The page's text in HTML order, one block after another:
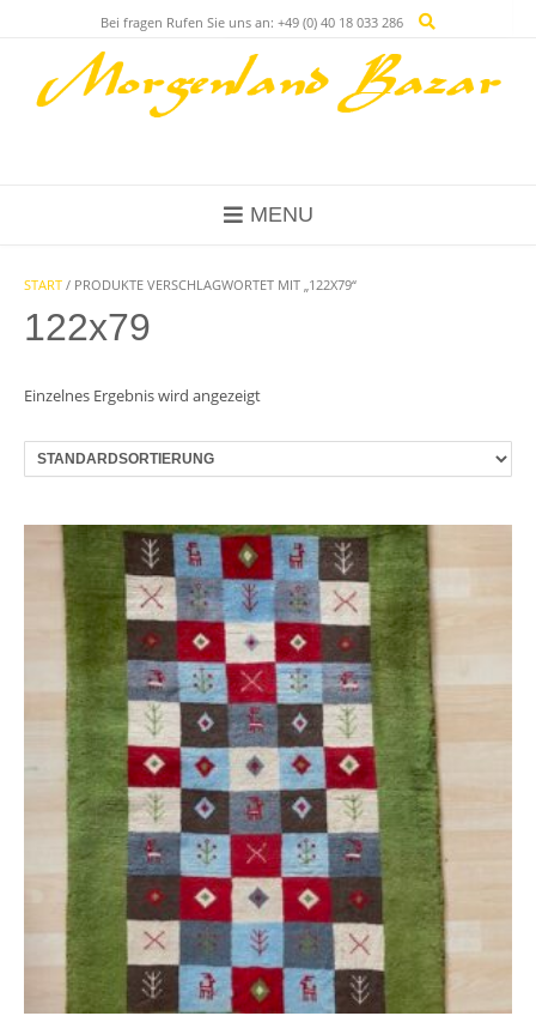
Bei fragen Rufen Sie uns an: +49 (0) 40 18 033 286
MENU
START / PRODUKTE VERSCHLAGWORTET MIT „122X79“
122x79
Einzelnes Ergebnis wird angezeigt